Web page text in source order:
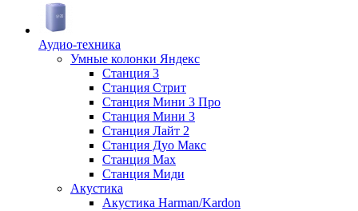
Аудио-техника
Умные колонки Яндекс
Станция 3
Станция Стрит
Станция Мини 3 Про
Станция Мини 3
Станция Лайт 2
Станция Дуо Макс
Станция Max
Станция Миди
Акустика
Акустика Harman/Kardon